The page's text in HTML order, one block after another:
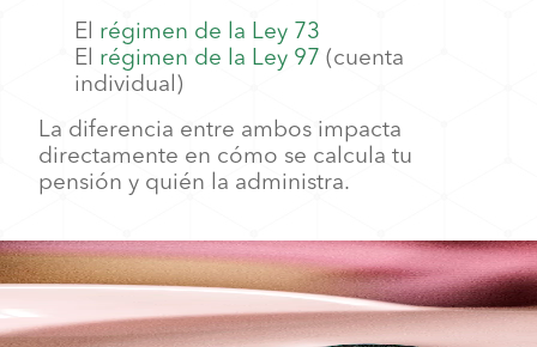
El régimen de la Ley 73
El régimen de la Ley 97 (cuenta
individual)
La diferencia entre ambos impacta
directamente en cómo se calcula tu
pensión y quién la administra.